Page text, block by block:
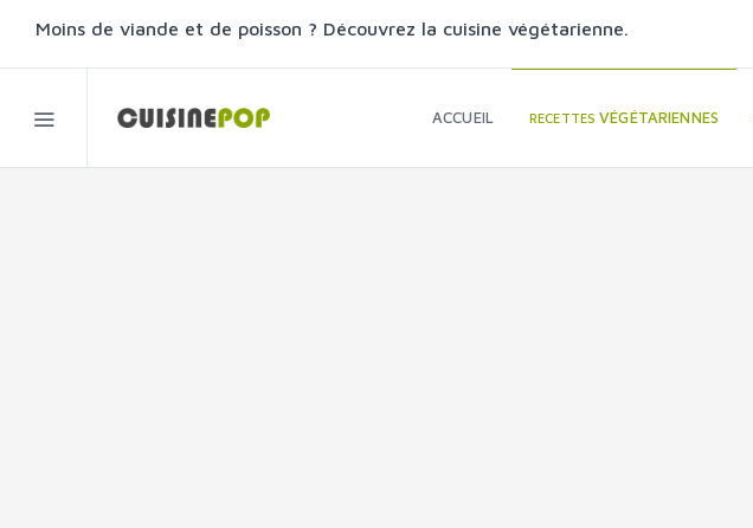
Moins de viande et de poisson ? Découvrez la cuisine végétarienne.
ACCUEIL RECETTESVÉGÉTARIENNES